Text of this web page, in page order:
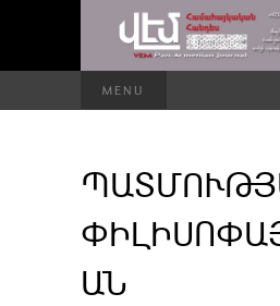
MENU
ԱՆ